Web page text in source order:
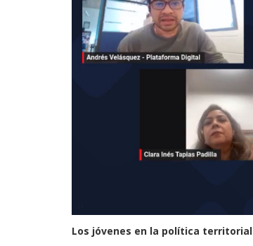
Los jóvenes en la política territorial